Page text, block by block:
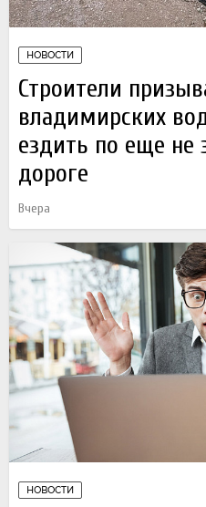
НОВОСТИ
Строители
владимирских
ездить по еще не
дороге
Вчера
НОВОСТИ